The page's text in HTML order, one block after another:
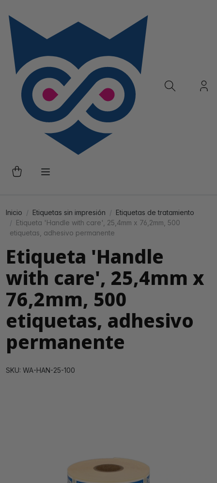
Inicio Etiquetas sin impresión
Etiquetas de tratamiento
Etiqueta 'Handle with care', 25,4mm x 76,2mm, 500
etiquetas, adhesivo permanente
Etiqueta 'Handle
with care', 25,4mm x
76,2mm, 500
etiquetas, adhesivo
permanente
SKU: WA-HAN-25-100